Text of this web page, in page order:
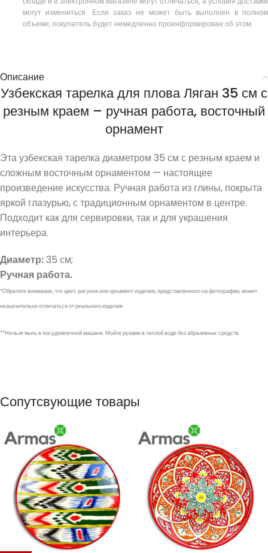
могут измениться. Если заказ не может быть выполнен в полном
объеме, покупатель будет немедленно проинформирован об этом.
Описание
Узбекская тарелка для плова Ляган 35 см с
резным краем – ручная работа, восточный
орнамент
Эта узбекская тарелка диаметром 35 см с резным краем и
сложным восточным орнаментом — настоящее
произведение искусства. Ручная работа из глины, покрыта
яркой глазурью, с традиционным орнаментом в центре.
Подходит как для сервировки, так и для украшения
интерьера.
Диаметр:35 см;
Ручная работа.
*Обратите внимание, что цвет, рисунок или орнамент изделия, представленного на фотографии, может
незначительно отличаться от реального изделия.
**Нельзя мыть в посудомоечной машине. Мойте руками в теплой воде без абразивных средств.
Сопутсвующие товары